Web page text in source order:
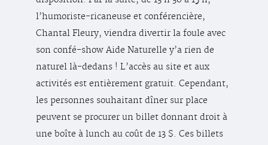
l’humoriste-ricaneuse et conférencière,
Chantal Fleury, viendra divertir la foule avec
son confé-show Aide Naturelle y’a rien de
naturel là-dedans ! L’accès au site et aux
activités est entièrement gratuit. Cependant,
les personnes souhaitant dîner sur place
peuvent se procurer un billet donnant droit à
une boîte à lunch au coût de 13 $. Ces billets